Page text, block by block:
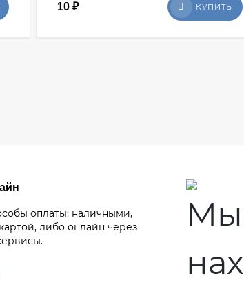
10 ₽ КУПИТЬ
оплаты: наличными,
либо онлайн через